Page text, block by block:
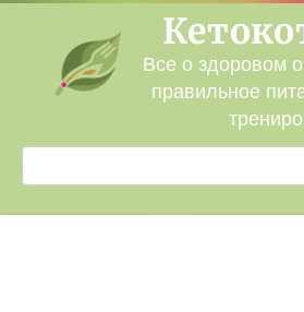
Перейти
контенту
Все о здоровом
правильное
Поиск: